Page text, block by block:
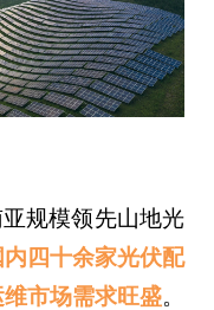
规模领先山地光
四十余家光伏配
市场需求旺盛。